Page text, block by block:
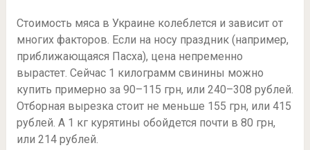
Стоимость мяса в Украине колеблется и зависит от
многих факторов. Если на носу праздник (например,
приближающаяся Пасха), цена непременно
вырастет. Сейчас 1 килограмм свинины можно
купить примерно за 90–115 грн, или 240–308 рублей.
Отборная вырезка стоит не меньше 155 грн, или 415
рублей. А 1 кг курятины обойдется почти в 80 грн,
или 214 рублей.